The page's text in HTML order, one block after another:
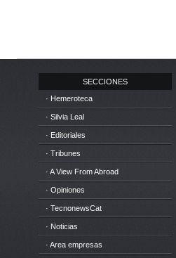
SECCIONES
· Hemeroteca
· Silvia Leal
· Editoriales
· Tribunes
· A View From Abroad
· Opiniones
· TecnonewsCat
· Noticias
· Area empresas